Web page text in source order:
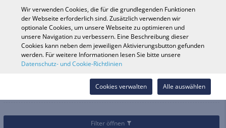
Fahrzeugsuche
Shop durchsuchen
Kategorien Helme & Bekleidung
Straße
Filter öffnen
Wir verwenden Cookies, die für die grundlegenden Funktionen
der Webseite erforderlich sind. Zusätzlich verwenden wir
optionale Cookies, um unsere Webseite zu optimieren und
unsere Navigation zu verbessern. Eine Beschreibung dieser
Cookies kann neben dem jeweiligen Aktivierungsbutton gefunden
werden. Für weitere Informationen lesen Sie bitte unsere
Datenschutz- und Cookie-Richtlinien
Alle auswählen
Cookies verwalten